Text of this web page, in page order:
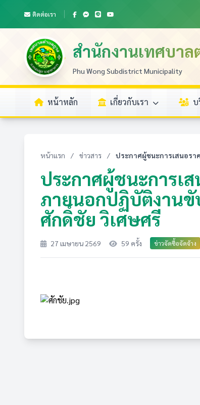
ติดต่อเรา
สำนักงานเทศบาล
Phu Wong Subdistrict Municipality
หน้าหลัก เกี่ยวกับเรา บ
หน้าแรก / ข่าวสาร / ประกาศผู้ชนะการเสนอรา
ประกาศผู้ชนะการเ
ภายนอกปฏิบัติงานขั
ศักดิ์ชัย วิเศษศรี
27 เมษายน 2569 59 ครั้ง ข่าวจัดซื้อจัดจ้าง